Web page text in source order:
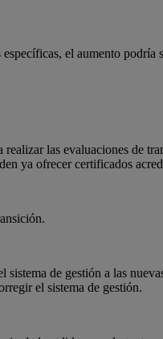
el aumento podría
realizar las evaluaciones de
ya ofrecer certificados
de gestión a las
el sistema de gestión.